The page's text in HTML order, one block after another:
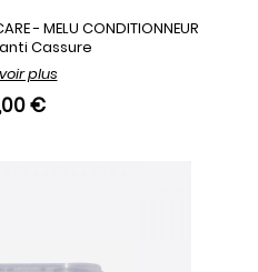
- MELU CONDITIONNEUR
Cassure
plus
€